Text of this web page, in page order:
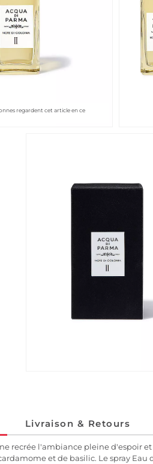
regardent cet article en ce
Livraison & Retours
recrée l'ambiance pleine d'espoir
et de basilic. Le spray Eau